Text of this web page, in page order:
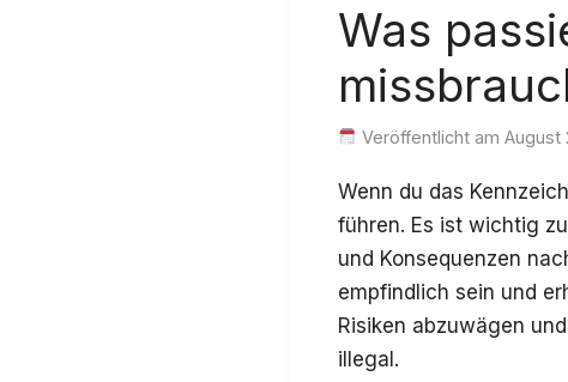
Was
Veröffentlicht am
Wenn du das
führen. Es ist wichtig
und Konsequenzen
empfindlich sein und
Risiken abzuwägen
illegal.